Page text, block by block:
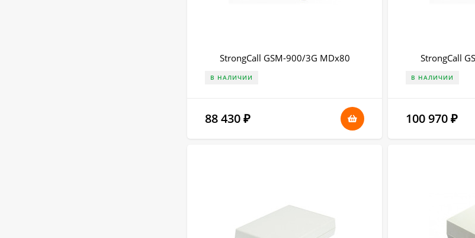
StrongCall GSM-900/3G MDx80
В НАЛИЧИИ
88 430 ₽
StrongCall
В НАЛИЧИИ
100 970₽